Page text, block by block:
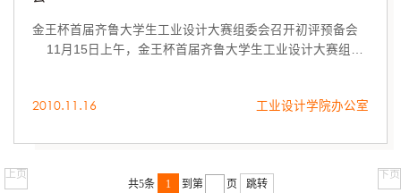
金王杯首届齐鲁大学生工业设计大赛组委会召开初评预备会
11月15日上午，金王杯首届齐鲁大学生工业设计大赛组委
2010.11.16 工业设计学院办公室
共5条
上页
1
下页
到第
页 跳转